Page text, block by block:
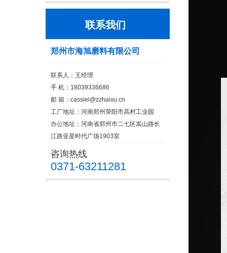
联系我们
郑州市海旭磨料有限公司
联系人：王经理
手 机：18039336686
邮 箱：cassiel@zzhaixu.cn
工厂地址：河南郑州荥阳市高村工业园
办公地址：河南省郑州市二七区嵩山路长
江路亚星时代广场1903室
咨询热线
0371-63211281